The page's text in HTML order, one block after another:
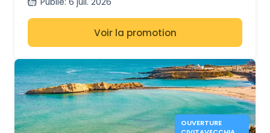
Voir la promotion
OUVERTURE